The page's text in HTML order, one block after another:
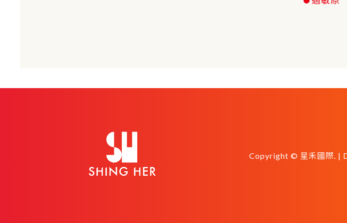
Copyright © 星禾國際. |